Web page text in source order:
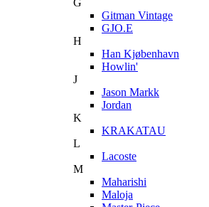
G
Gitman Vintage
GJO.E
H
Han Kjøbenhavn
Howlin'
J
Jason Markk
Jordan
K
KRAKATAU
L
Lacoste
M
Maharishi
Maloja